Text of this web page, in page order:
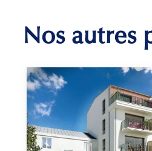
Nos autres